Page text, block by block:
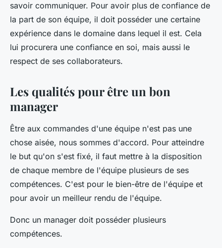
savoir communiquer. Pour avoir plus de confiance de
la part de son équipe, il doit posséder une certaine
expérience dans le domaine dans lequel il est. Cela
lui procurera une confiance en soi, mais aussi le
respect de ses collaborateurs.
Les qualités pour être un bon
manager
Être aux commandes d'une équipe n'est pas une
chose aisée, nous sommes d'accord. Pour atteindre
le but qu'on s'est fixé, il faut mettre à la disposition
de chaque membre de l'équipe plusieurs de ses
compétences. C'est pour le bien-être de l'équipe et
pour avoir un meilleur rendu de l'équipe.
Donc un manager doit posséder plusieurs
compétences.